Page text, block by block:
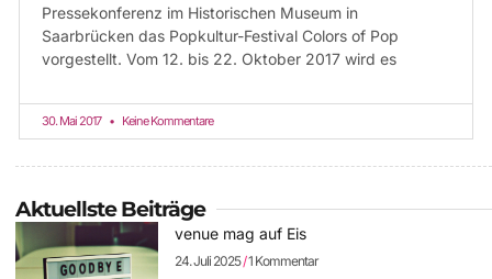
Pressekonferenz im Historischen Museum in
Saarbrücken das Popkultur-Festival Colors of Pop
vorgestellt. Vom 12. bis 22. Oktober 2017 wird es
30. Mai 2017 Keine Kommentare
Aktuellste Beiträge
venue mag auf Eis
24. Juli 2025 1 Kommentar